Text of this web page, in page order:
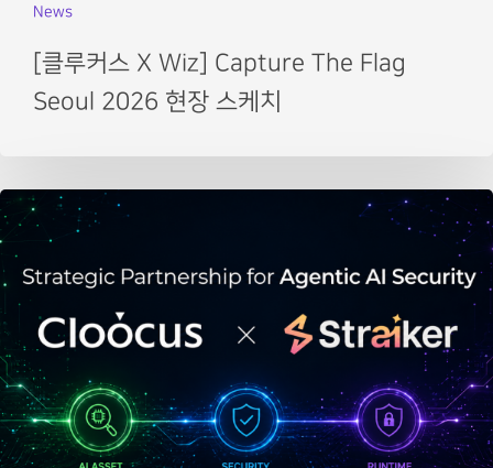
News
[클루커스 X Wiz] Capture The Flag
Seoul 2026 현장 스케치